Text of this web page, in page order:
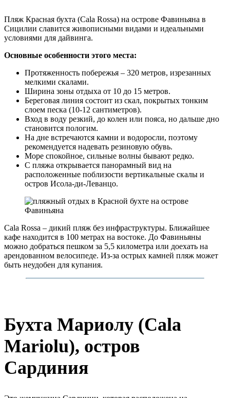
Пляж Красная бухта (Cala Rossa) на острове Фавиньяна в
Сицилии славится живописными видами и идеальными
условиями для дайвинга.
Основные особенности этого места:
Протяженность побережья – 320 метров, изрезанных
мелкими скалами.
Ширина зоны отдыха от 10 до 15 метров.
Береговая линия состоит из скал, покрытых тонким
слоем песка (10-12 сантиметров).
Вход в воду резкий, до колен или пояса, но дальше дно
становится пологим.
На дне встречаются камни и водоросли, поэтому
рекомендуется надевать резиновую обувь.
Море спокойное, сильные волны бывают редко.
С пляжа открывается панорамный вид на
расположенные поблизости вертикальные скалы и
остров Исола-ди-Леванцо.
Cala Rossa – дикий пляж без инфраструктуры. Ближайшее
кафе находится в 100 метрах на востоке. До Фавиньяны
можно добраться пешком за 5,5 километра или доехать на
арендованном велосипеде. Из-за острых камней пляж может
быть неудобен для купания.
Бухта Мариолу (Cala
Mariolu), остров
Сардиния